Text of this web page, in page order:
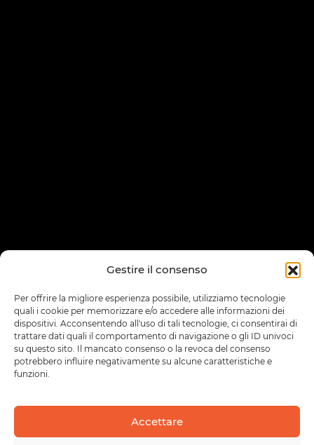
Gestire il consenso
Per offrire la migliore esperienza possibile, utilizziamo tecnologie
quali i cookie per memorizzare e/o accedere alle informazioni dei
dispositivi. Acconsentendo all'uso di tali tecnologie, ci consentirai di
trattare dati quali il comportamento di navigazione o gli ID univoci
su questo sito. Il mancato consenso o la revoca del consenso
potrebbero influire negativamente su alcune caratteristiche e
funzioni.
Accettare